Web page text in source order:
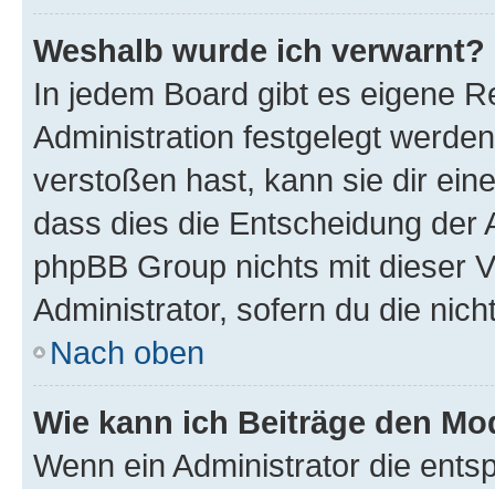
Weshalb wurde ich verwarnt?
In jedem Board gibt es eigene
Administration festgelegt
verstoßen hast, kann sie dir
dass dies die Entscheidung der
phpBB Group nichts mit dieser
Administrator, sofern du die
Nach oben
Wie kann ich Beiträge den
Wenn ein Administrator die